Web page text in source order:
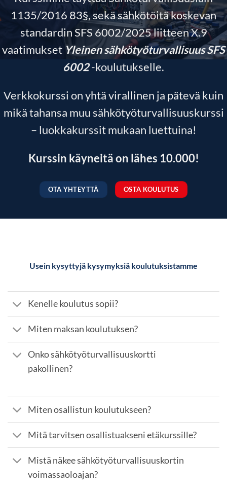
1135/2016 83§, sekä sähkötöitä koskevan
standardin SFS 6002/2025 liitteen X.9
vaatimukset Yleinen sähkötyöturvallisuus SFS
6002-koulutukselle.
Verkkokurssi on yhtä virallinen ja pätevä kuin
mikä tahansa muu sähkötyöturvallisuus­kurssi
– luokkakurssit mukaan luettuina!
Kurssin käyneitä on lähes 10.000!
OTA YHTEYTTÄ OSTA KOULUTUS
Usein kysyttyjä kysymyksiä koulutuksistamme
Kenelle koulutus sopii?
Miten maksan koulutuksen?
Onko sähkötyöturvallisuuskortti
pakollinen?
Miten osallistun koulutukseen?
Mitä tarvitsen osallistuakseni etäkurssille?
Mistä näkee sähkötyöturvallisuuskortin
voimassaoloajan?